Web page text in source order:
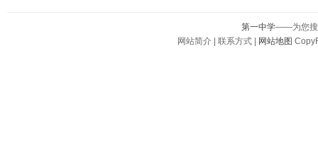
第一中学——为您搜
网站简介 | 联系方式 |
网站地图